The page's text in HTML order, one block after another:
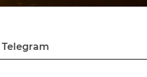
Telegram